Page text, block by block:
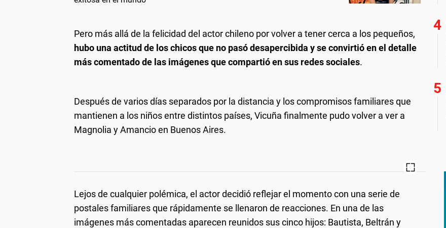
Pero más allá de la felicidad del actor chileno por volver a tener cerca a los pequeños,
hubo una actitud de los chicos que no pasó desapercibida y se convirtió en el detalle
más comentado de las imágenes que compartió en sus redes sociales.
Después de varios días separados por la distancia y los compromisos familiares que
mantienen a los niños entre distintos países, Vicuña finalmente pudo volver a ver a
Magnolia y Amancio en Buenos Aires.
Lejos de cualquier polémica, el actor decidió reflejar el momento con una serie de
postales familiares que rápidamente se llenaron de reacciones. En una de las
imágenes más comentadas aparecen reunidos sus cinco hijos: Bautista, Beltrán y